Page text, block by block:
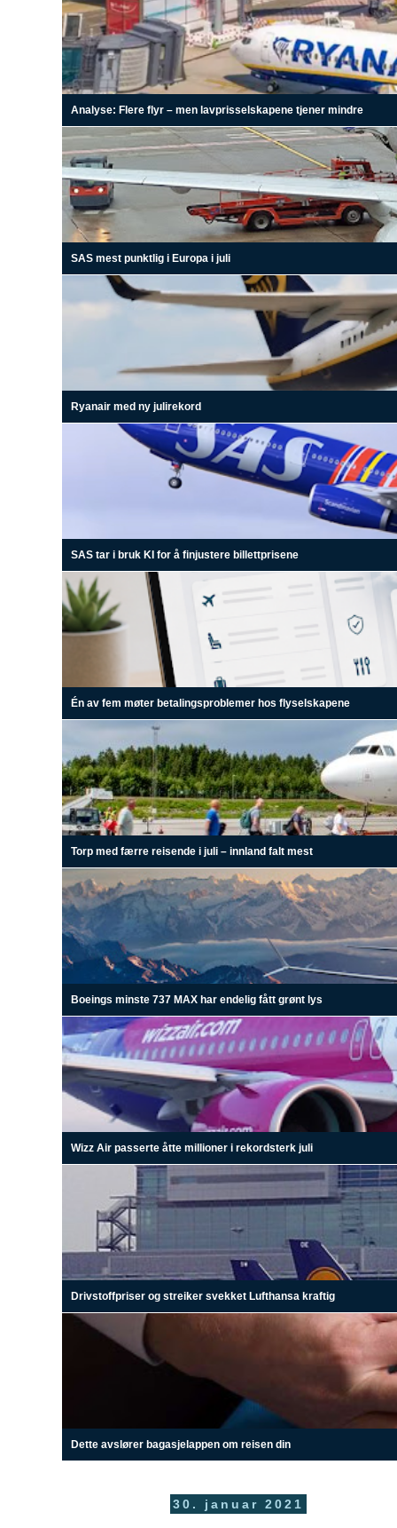
Analyse: Flere flyr – men lavprisselskapene tjener mindre
SAS mest punktlig i Europa i juli
Ryanair med ny julirekord
SAS tar i bruk KI for å finjustere billettprisene
Én av fem møter betalingsproblemer hos flyselskapene
Torp med færre reisende i juli – innland falt mest
Boeings minste 737 MAX har endelig fått grønt lys
Wizz Air passerte åtte millioner i rekordsterk juli
Drivstoffpriser og streiker svekket Lufthansa kraftig
Dette avslører bagasjelappen om reisen din
30. januar 2021